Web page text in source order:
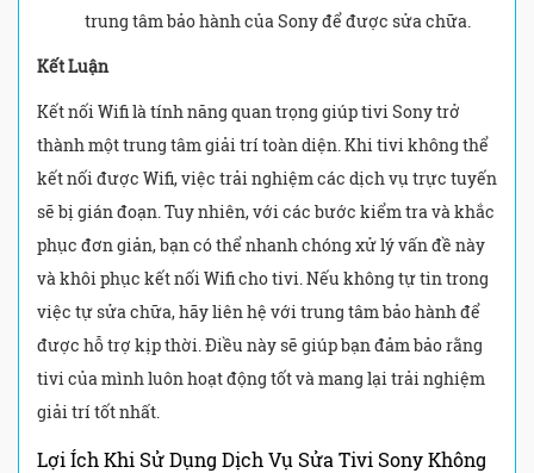
trung tâm bảo hành của Sony để được sửa chữa.
Kết Luận
Kết nối Wifi là tính năng quan trọng giúp tivi Sony trở
thành một trung tâm giải trí toàn diện. Khi tivi không thể
kết nối được Wifi, việc trải nghiệm các dịch vụ trực tuyến
sẽ bị gián đoạn. Tuy nhiên, với các bước kiểm tra và khắc
phục đơn giản, bạn có thể nhanh chóng xử lý vấn đề này
và khôi phục kết nối Wifi cho tivi. Nếu không tự tin trong
việc tự sửa chữa, hãy liên hệ với trung tâm bảo hành để
được hỗ trợ kịp thời. Điều này sẽ giúp bạn đảm bảo rằng
tivi của mình luôn hoạt động tốt và mang lại trải nghiệm
giải trí tốt nhất.
Lợi Ích Khi Sử Dụng Dịch Vụ Sửa Tivi Sony Không